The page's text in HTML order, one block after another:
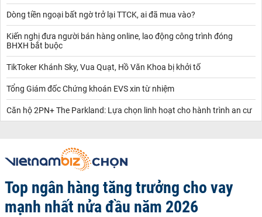
Dòng tiền ngoại bất ngờ trở lại TTCK, ai đã mua vào?
Kiến nghị đưa người bán hàng online, lao động công trình đóng
BHXH bắt buộc
TikToker Khánh Sky, Vua Quạt, Hồ Văn Khoa bị khởi tố
Tổng Giám đốc Chứng khoán EVS xin từ nhiệm
Căn hộ 2PN+ The Parkland: Lựa chọn linh hoạt cho hành trình an cư
Top ngân hàng tăng trưởng cho vay
mạnh nhất nửa đầu năm 2026